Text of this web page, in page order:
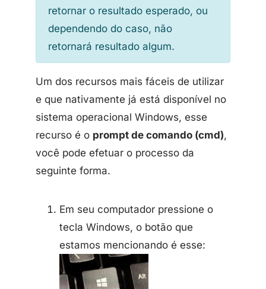
retornar o resultado esperado, ou
dependendo do caso, não
retornará resultado algum.
Um dos recursos mais fáceis de utilizar
e que nativamente já está disponível no
sistema operacional Windows, esse
recurso é o prompt de comando (cmd),
você pode efetuar o processo da
seguinte forma.
Em seu computador pressione o
tecla Windows, o botão que
estamos mencionando é esse: